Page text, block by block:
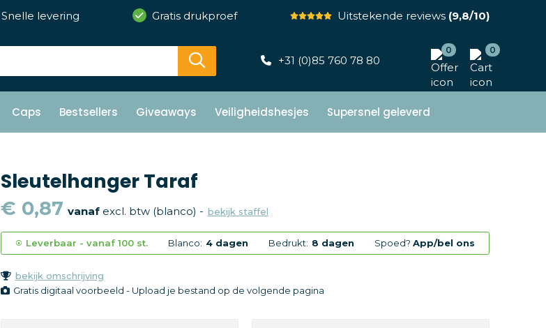
Snelle levering Gratis drukproef Uitstekende reviews(9,8/10)
+31 (0)85 760 78 80
0 0
Caps Bestsellers Giveaways Veiligheidshesjes Supersnel geleverd
Sleutelhanger Taraf
€ 0,87 vanafexcl. btw (blanco) - bekijk staffel
Leverbaar - vanaf 100 st. Blanco: 4 dagen Bedrukt: 8 dagen Spoed? App/bel ons
bekijk omschrijving
Gratis digitaal voorbeeld - Upload je bestand op de volgende pagina